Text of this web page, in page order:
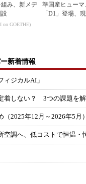
み、新メデ
on GOETHE)
準国産ヒューマ
「D1」登場、
新着情報
ジカルAI」
着しない？ 3つの課題を
2025年12月～2026年5月）
空調へ、低コストで恒温・